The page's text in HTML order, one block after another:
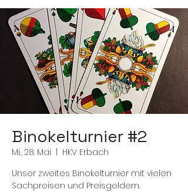
Binokelturnier #2
Mi., 28. Mai
HKV Erbach
Unser zweites Binokelturnier mit vielen
Sachpreisen und Preisgeldern.